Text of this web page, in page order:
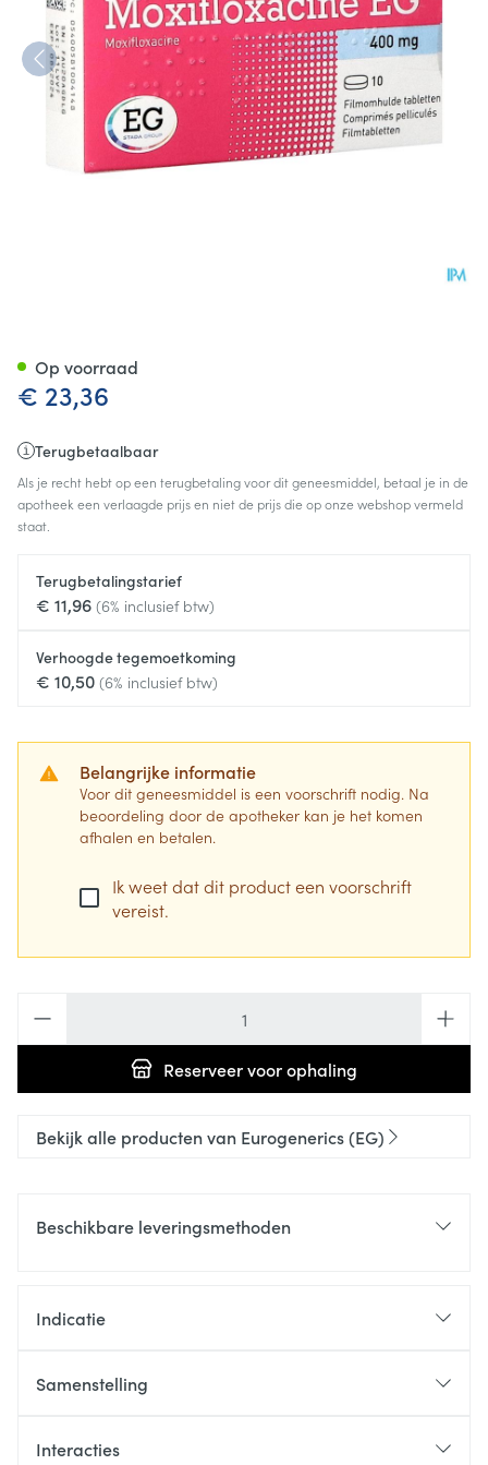
€ 23,36
Terugbetaalbaar
Als je recht hebt op een terugbetaling voor dit geneesmiddel, betaal je in de
apotheek een verlaagde prijs en niet de prijs die op onze webshop vermeld
staat.
Terugbetalingstarief
€ 11,96 (6% inclusief btw)
Verhoogde tegemoetkoming
€ 10,50 (6% inclusief btw)
Belangrijke informatie
Voor dit geneesmiddel is een voorschrift nodig. Na
beoordeling door de apotheker kan je het komen
afhalen en betalen.
Ik weet dat dit product een voorschrift
vereist.
Reserveervoor ophaling
Op voorraad
Bekijk alle producten van Eurogenerics (EG)
Beschikbare leveringsmethoden
Indicatie
Samenstelling
Interacties